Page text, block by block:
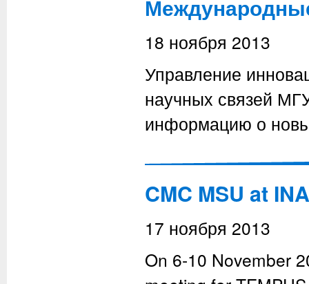
18 ноября 2013
Управление
научных связей
информацию о
CMC MSU at
17 ноября 2013
On 6-10 November